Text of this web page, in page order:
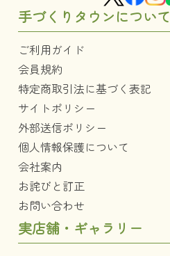
手づくりタウンについて
ご利用ガイド
会員規約
特定商取引法に基づく表記
サイトポリシー
外部送信ポリシー
個人情報保護について
会社案内
お詫びと訂正
お問い合わせ
実店舗・ギャラリー